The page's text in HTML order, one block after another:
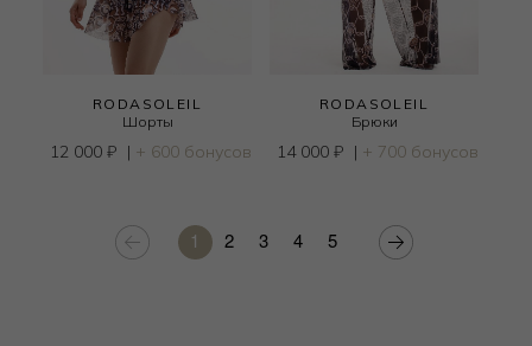
RODASOLEIL
Шорты
12 000 ₽ | + 600 бонусов
RODASOLEIL
Брюки
14 000 ₽ | + 700 бонусов
1 2 3 4 5